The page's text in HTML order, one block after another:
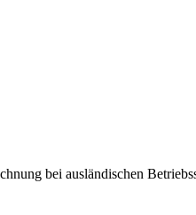
bei ausländischen